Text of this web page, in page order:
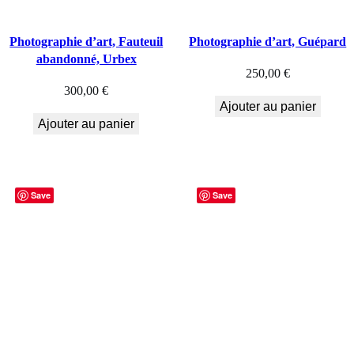
Photographie d’art, Fauteuil
abandonné, Urbex
300,00€
Ajouter au panier
Photographie d’art, Guépard
250,00 €
Ajouter au panier
Save Save